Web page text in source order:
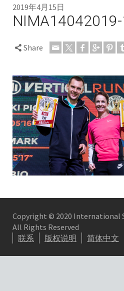
2019年4月15日
Share
Copyright © 2020 International
All Rights Reserved
联系
版权说明 简体中文